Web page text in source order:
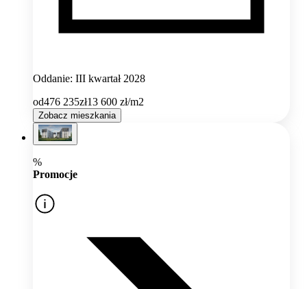
Oddanie: III kwartał 2028
od476 235zł13 600 zł/m2
Zobacz mieszkania
%
Promocje